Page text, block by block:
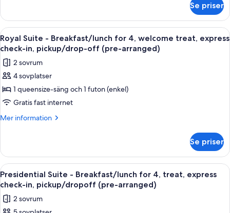
Premier
Double
Mountain
+Jjamppong
&
2
Draft
Beers
+BFor
Lunch(Min
Taste
of
the
Poolside
Premier
Double
+Jjamppong
&
Draft
2N)
Se priser
Öppna
alla
foton
för
Royal
Suite
-
Breakfast/lunch
welcome
treat,
express
check-
in,
pickup/drop-
Royal Suite - Breakfast/lunch for 4,
1
Royal Suite - Breakfast/lunch for 4, welcome treat, express
check-in, pickup/drop-off (pre-arranged)
2 sovrum
4 sovplatser
1 queensize-säng och 1 futon (enkel)
Gratis fast internet
Mer information
Mer
Suite
Breakfast/lunch
for
welcome
treat,
Se priser
Öppna
alla
foton
för
Presidential Suite - Breakfast/lunch
4
Presidential Suite - Breakfast/lunch for 4, treat, express
check-in, pickup/dropoff (pre-arranged)
2 sovrum